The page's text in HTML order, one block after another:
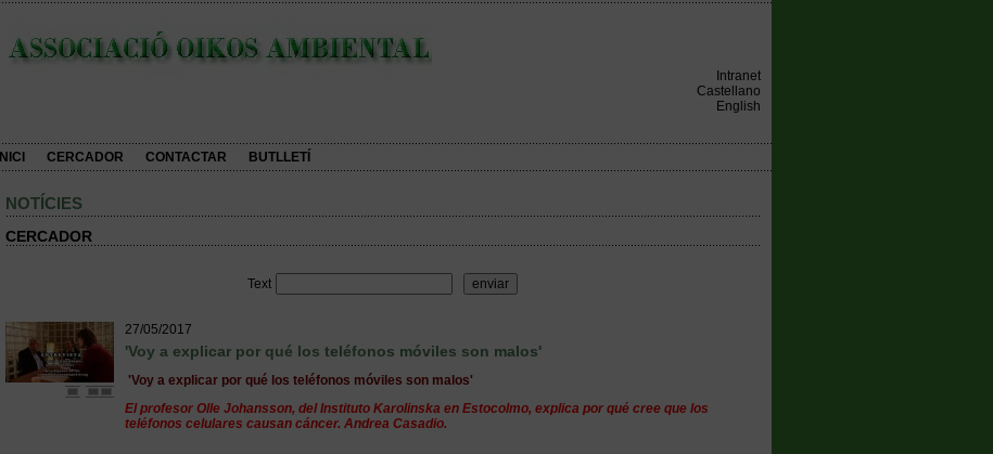
Intranet
Castellano
English
INICI CERCADOR CONTACTAR BUTLLETÍ
NOTÍCIES
CERCADOR
Text
27/05/2017
'Voy a explicar por qué los teléfonos móviles son malos'
'Voy a explicar por qué los teléfonos móviles son malos'
El profesor Olle Johansson, del Instituto Karolinska en Estocolmo, explica por qué cree que los
teléfonos celulares causan cáncer. Andrea Casadio.